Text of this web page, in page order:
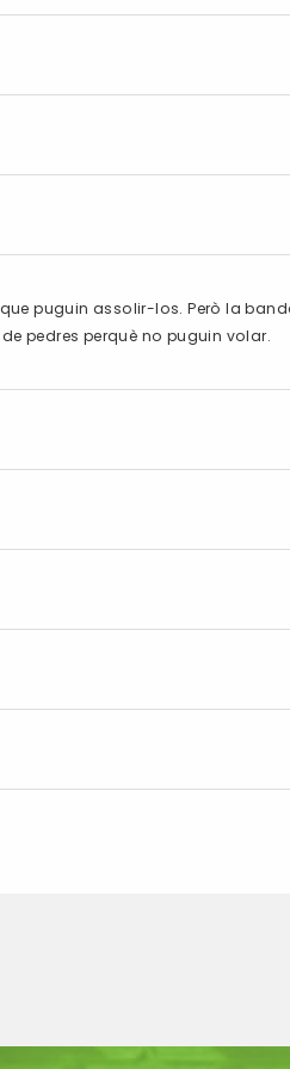
puguin assolir-los. Però la
pedres perquè no puguin volar.